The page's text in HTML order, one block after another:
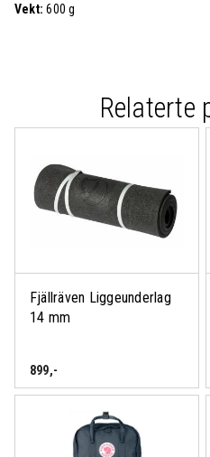
Vekt:600 g
Relaterte
Fjällräven Liggeunderlag
14 mm
899,-